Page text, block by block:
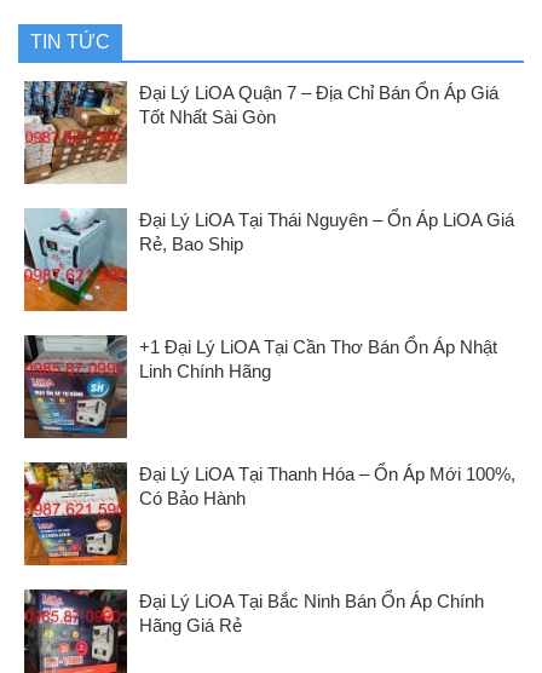
TIN TỨC
Đại Lý LiOA Quận 7 – Địa Chỉ Bán Ổn Áp Giá
Tốt Nhất Sài Gòn
Đại Lý LiOA Tại Thái Nguyên – Ổn Áp LiOA Giá
Rẻ, Bao Ship
+1 Đại Lý LiOA Tại Cần Thơ Bán Ổn Áp Nhật
Linh Chính Hãng
Đại Lý LiOA Tại Thanh Hóa – Ổn Áp Mới 100%,
Có Bảo Hành
Đại Lý LiOA Tại Bắc Ninh Bán Ổn Áp Chính
Hãng Giá Rẻ